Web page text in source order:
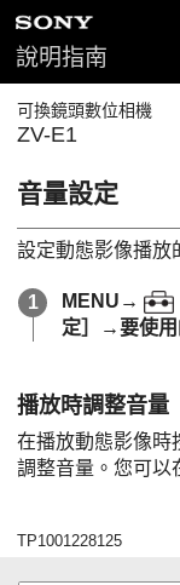
說明指南
可換鏡頭數位相機
ZV-E1
音量設定
設定動態影像播放
MENU →
定］
→要使用
播放時調整音量
在播放動態影像時
調整音量。您可以
TP1001228125